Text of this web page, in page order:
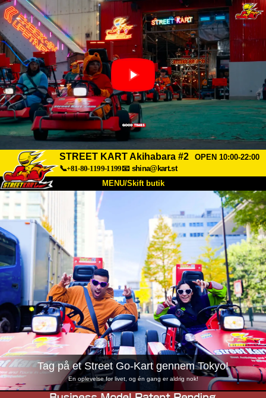
STREET KART Akihabara #2
OPEN 10:00-22:00
📞+81-80-1199-1199📧 shina@kart.st
MENU/Skift butik
Om Specifikationer Pris
Adgang Stemme FAQ
Virksomhed Booking
Skift butik
Tokyo Shinagawa Tokyo Akihabara#1
Tokyo Akihabara#2 Tokyo Shibuya
Tokyo Shibuya Annex Tokyo Bay
Tokyo Asakusa Osaka
Okinawa
Tag på et Street Go-Kart gennem Tokyo!
En oplevelse for livet, og én gang er aldrig nok!